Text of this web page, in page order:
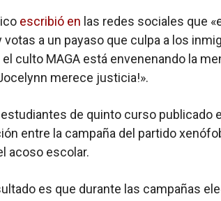
escribió en las redes sociales que
votas a un payaso que culpa a los
culto MAGA está envenenando la
merece justicia!».
de quinto curso publicado
entre la campaña del partido
acoso escolar.
es que durante las campañas